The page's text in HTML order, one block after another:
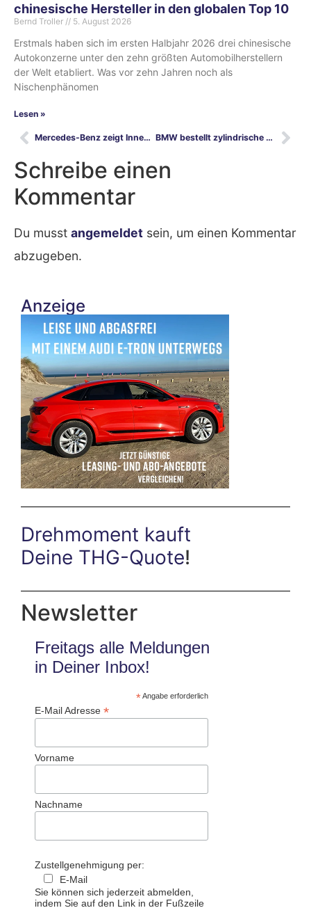
chinesische Hersteller in den globalen Top 10
Bernd Troller 5. August 2026
Erstmals haben sich im ersten Halbjahr 2026 drei chinesische
Autokonzerne unter den zehn größten Automobilherstellern
der Welt etabliert. Was vor zehn Jahren noch als
Nischenphänomen
Lesen »
Mercedes-Benz zeigt Innenraum des EQE SUV BMW bestellt zylindrische Batteriezellen bei EVE Energy in dessen ungarischem Werk
Schreibe einen
Kommentar
Du musst angemeldet sein, um einen Kommentar
abzugeben.
Anzeige
Drehmoment kauft
Deine THG-Quote!
Newsletter
Freitags alle Meldungen
in Deiner Inbox!
*Angabe erforderlich
E-Mail Adresse *
Vorname
Nachname
Zustellgenehmigung per:
E-Mail
Sie können sich jederzeit abmelden,
indem Sie auf den Link in der Fußzeile